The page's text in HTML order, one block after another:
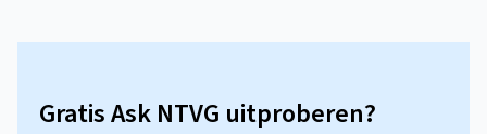
Gratis Ask NTVG uitproberen?